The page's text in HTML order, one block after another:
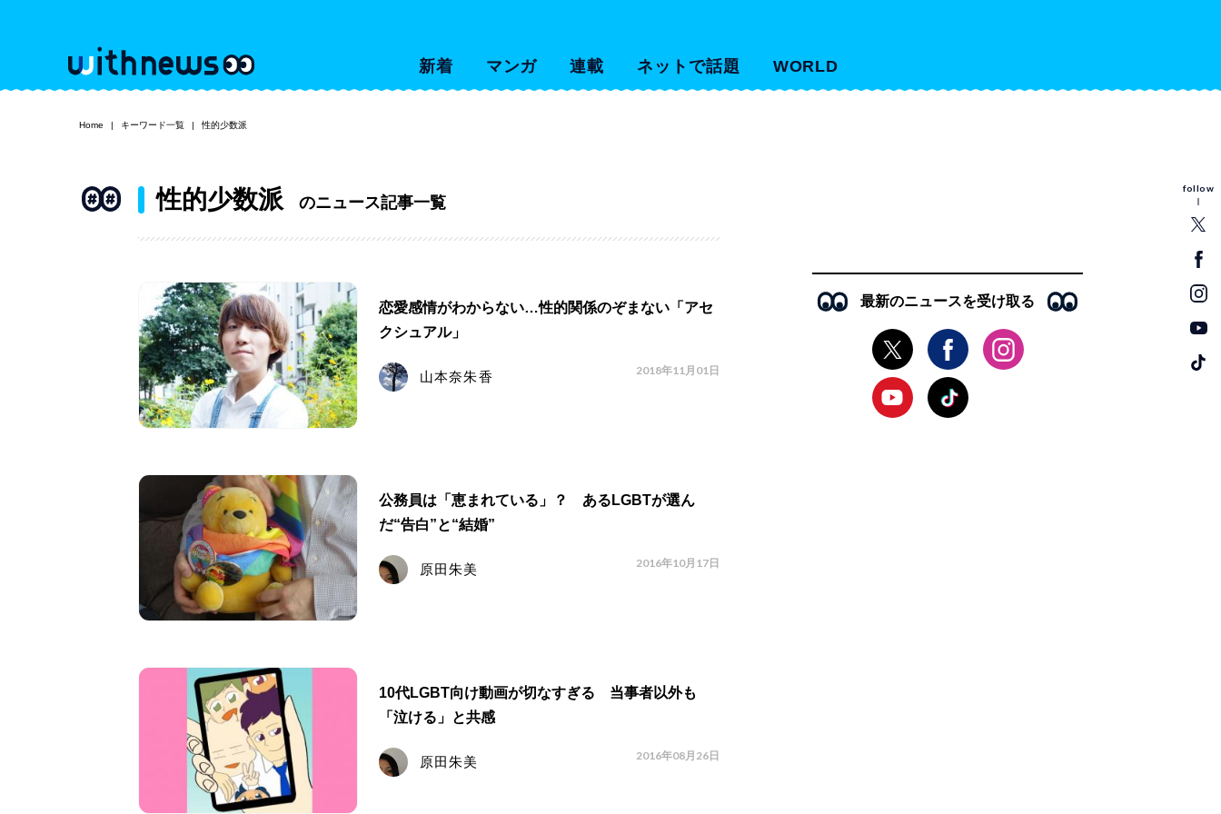
新着 マンガ 連載 ネットで話題 WORLD
follow
Home キーワード一覧 性的少数派
性的少数派 のニュース記事一覧
恋愛感情がわからない…性的関係のぞまない「アセ
クシュアル」
山本奈朱香 2018年11月01日
公務員は「恵まれている」？ あるLGBTが選ん
だ“告白”と“結婚”
原田朱美 2016年10月17日
10代LGBT向け動画が切なすぎる 当事者以外も
「泣ける」と共感
原田朱美 2016年08月26日
最新のニュースを受け取る